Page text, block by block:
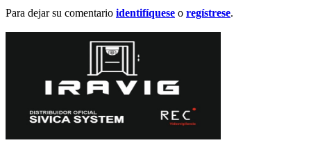
Para dejar su comentario identifíquese o regístrese.